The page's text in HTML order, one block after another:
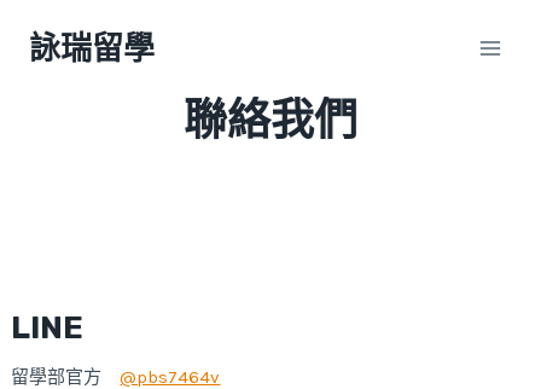
詠瑞留學
聯絡我們
LINE
留學部官方@pbs7464v